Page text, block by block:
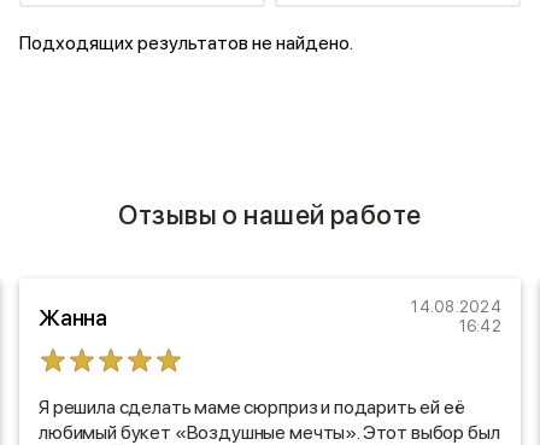
Подходящих результатов не найдено.
Отзывы о нашей работе
Жанна
14.08.2024
16:42
Я решила сделать маме сюрприз и подарить ей её
любимый букет «Воздушные мечты». Этот выбор был